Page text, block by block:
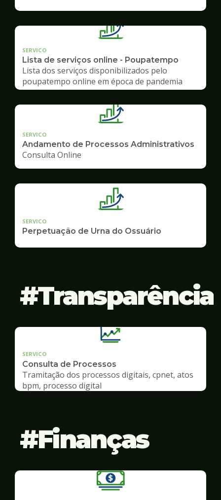
SERVICO
Lista de serviços online - Poupatempo
Lista dos serviços disponibilizados pelo
poupatempo online em época de pandemia
SERVICO
Andamento de Processos Administrativos
Consulta Online
SERVICO
Perpetuação de Urna do Ossuário
Transparência
SERVICO
Consulta de Processos
Tramitação dos processos digitais, cpnet, atos
bpm, processo digital
Finanças